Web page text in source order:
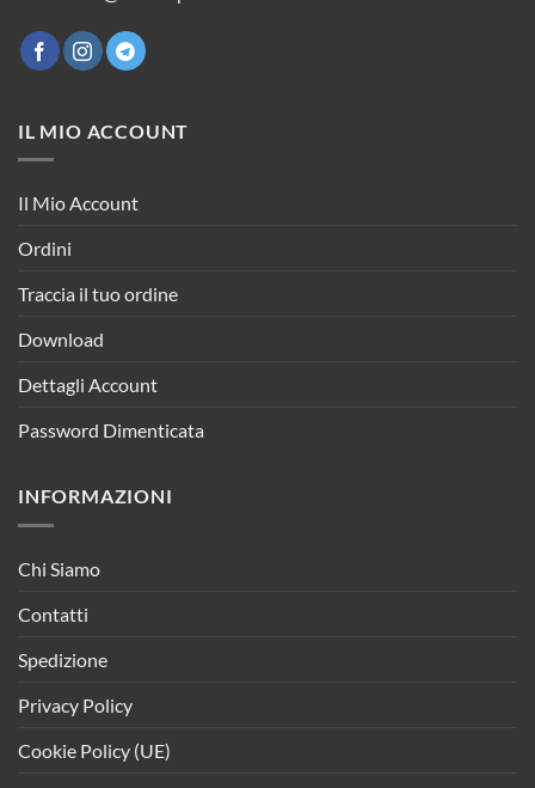
IL MIO ACCOUNT
Il Mio Account
Ordini
Traccia il tuo ordine
Download
Dettagli Account
Password Dimenticata
INFORMAZIONI
Chi Siamo
Contatti
Spedizione
Privacy Policy
Cookie Policy (UE)